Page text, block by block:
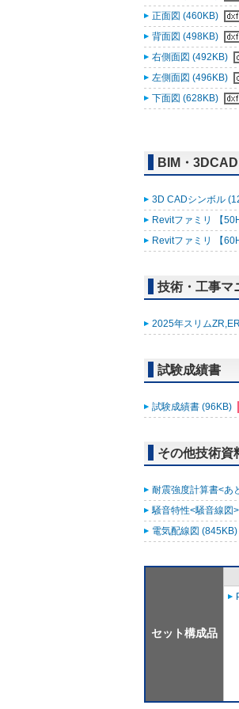
正面図 (460KB)
背面図 (498KB)
右側面図 (492KB)
左側面図 (496KB)
下面図 (628KB)
BIM・
3D CADシンボル
Revitファミリ 【
Revitファミリ 【
技術・工事マ
2025年スリム
試験成績書
試験成績書 (96KB)
その他技術資
耐震強度計算書<あ
騒音特性<騒音線図
電気配線図 (845KB)
セット構成品